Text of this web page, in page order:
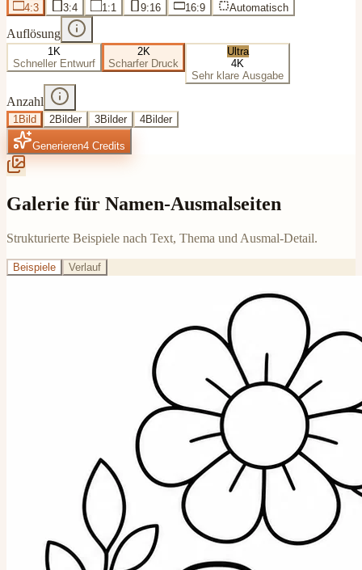
4:3 3:4 1:1 9:16 16:9 Automatisch
Auflösung
1K
Schneller Entwurf
2K
Scharfer Druck
Ultra
4K
Sehr klare Ausgabe
Anzahl
1 Bild 2Bilder 3Bilder 4Bilder
Generieren4 Credits
Galerie für Namen-Ausmalseiten
Strukturierte Beispiele nach Text, Thema und Ausmal-Detail.
Beispiele Verlauf